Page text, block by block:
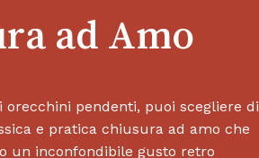
ad Amo
orecchini pendenti, puoi scegliere di
e pratica chiusura ad amo che
un inconfondibile gusto retro